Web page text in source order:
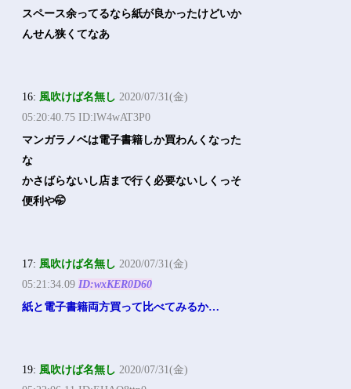
スペース余ってるなら紙が良かったけどいか
んせん狭くてなあ
16: 風吹けば名無し 2020/07/31(金)
05:20:40.75 ID:lW4wAT3P0
マンガラノベは電子書籍しか買わんくなった
な
かさばらないし店まで行く必要ないしくっそ
便利や🤭
17: 風吹けば名無し 2020/07/31(金)
05:21:34.09ID:wxKER0D60
紙と電子書籍両方買って比べてみるか…
19: 風吹けば名無し 2020/07/31(金)